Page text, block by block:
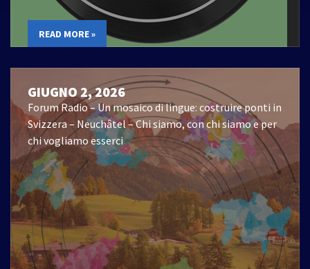
READ MORE »
GIUGNO 2, 2026
Forum Radio – Un mosaico di lingue: costruire ponti in
Svizzera – Neuchâtel – Chi siamo, con chi siamo e per
chi vogliamo esserci